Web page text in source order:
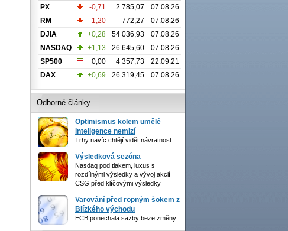
PX -0,71 2 785,07
07.08.26
RM
-1,20 772,27
07.08.26
DJIA
+0,28 54 036,93
07.08.26
NASDAQ
+1,13 26 645,60
07.08.26
SP500
0,00 4 357,73
22.09.21
DAX
+0,69 26 319,45 07.08.26
Odborné články
Optimismus kolem umělé
inteligence nemizí
Trhy navíc chtějí vidět návratnost
Výsledková sezóna
Nasdaq pod tlakem, luxus s
rozdílnými výsledky a vývoj akcií
CSG před klíčovými výsledky
Varování před ropným šokem z
Blízkého východu
ECB ponechala sazby beze změny